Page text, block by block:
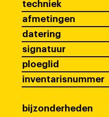
techniek
afmetingen
datering
signatuur
ploeglid
inventarisnummer
bijzonderheden